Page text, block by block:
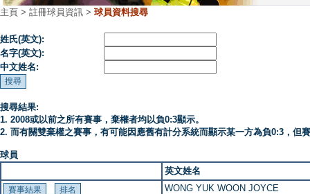
主頁 > 註冊球員資訊 > 球員資料搜尋
姓氏(英文):
名字(英文):
中文姓名:
搜尋結果:
1. 2008或以前之所有賽事，棄權者均以負0:3顯示。
2. 而有關雙棄權之賽事，有可能因應舊有計分系統而顯示某一方為負0:3，但
球員
英文姓名
WONG YUK WOON JOYCE